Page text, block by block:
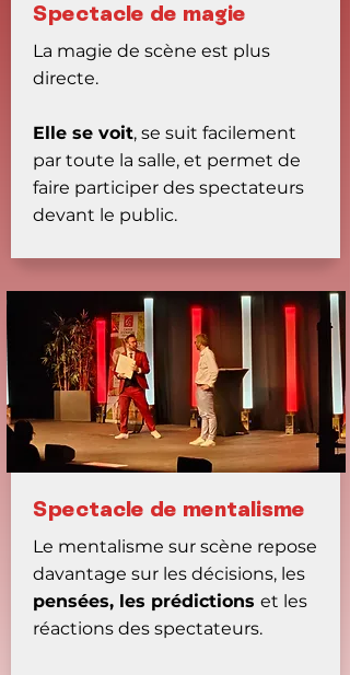
Spectacle de magie
La magie de scène est plus
directe.
Elle se voit, se suit facilement
par toute la salle, et permet de
faire participer des spectateurs
devant le public.
Spectacle de mentalisme
Le mentalisme sur scène repose
davantage sur les décisions, les
pensées, les prédictions et les
réactions des spectateurs.